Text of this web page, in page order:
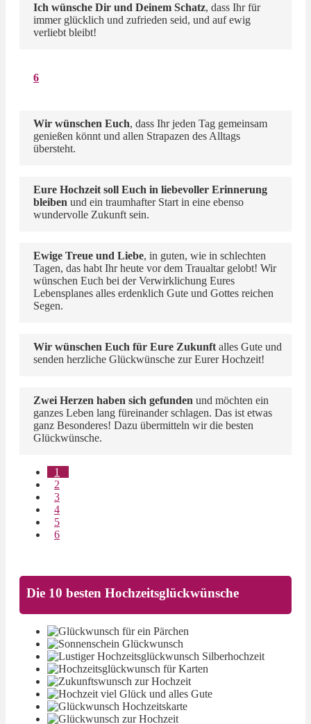
Ich wünsche Dir und Deinem Schatz, dass Ihr für
immer glücklich und zufrieden seid, und auf ewig
verliebt bleibt!
6
Wir wünschen Euch, dass Ihr jeden Tag gemeinsam
genießen könnt und allen Strapazen des Alltags
übersteht.
Eure Hochzeit soll Euch in liebevoller Erinnerung
bleiben und ein traumhafter Start in eine ebenso
wundervolle Zukunft sein.
Ewige Treue und Liebe, in guten, wie in schlechten
Tagen, das habt Ihr heute vor dem Traualtar gelobt! Wir
wünschen Euch bei der Verwirklichung Eures
Lebensplanes alles erdenklich Gute und Gottes reichen
Segen.
Wir wünschen Euch für Eure Zukunft alles Gute und
senden herzliche Glückwünsche zur Eurer Hochzeit!
Zwei Herzen haben sich gefunden und möchten ein
ganzes Leben lang füreinander schlagen. Das ist etwas
ganz Besonderes! Dazu übermitteln wir die besten
Glückwünsche.
1
2
3
4
5
6
Die 10 besten Hochzeitsglückwünsche